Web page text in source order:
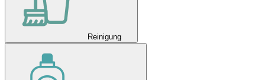
Reinigung